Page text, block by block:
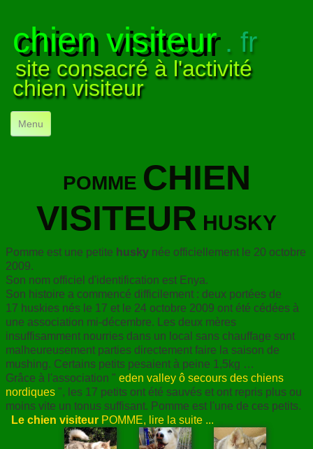
chien visiteur. fr
site consacré à l'activité
chien visiteur
Menu
NOS VISITES▼
NOTRE ACTIVITÉ▼
COMPRENDRE LE CHIEN
ANNUAIRE
CONTACT
POMME CHIEN
VISITEUR HUSKY
Pomme est une petite husky née officiellement le 20 octobre
2009.
Son nom officiel d'identification est Enya.
Son histoire a commencé difficilement : deux portées de
17 huskies nés le 17 et le 24 octobre 2009 ont été cédées à
une association mi-décembre. Les deux mères
insuffisamment nourries dans un local sans chauffage sont
malheureusement parties directement faire la saison de
mushing. Certains petits pesaient à peine 1,5kg …
Grâce à l'association " eden valley ô secours des chiens
nordiques ", les 17 petits ont été sauvés et ont repris plus ou
moins vite un tonus suffisant. Pomme est l'une de ces petits.
Le chien visiteur POMME, lire la suite ...